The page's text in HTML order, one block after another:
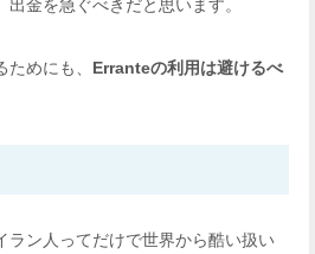
金を急ぐべきだと思います。
めにも、 Erranteの利用は避けるべ
ラン人ってだけで世界から酷い扱い